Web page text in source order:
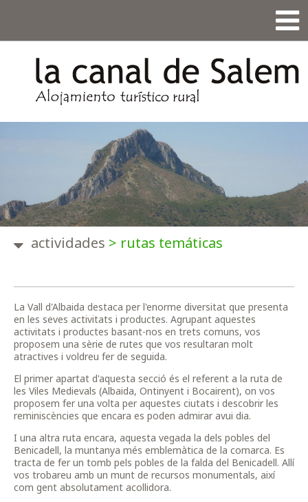
actividades > rutas temáticas
La Vall d'Albaida destaca per l'enorme diversitat que presenta
en les seves activitats i productes. Agrupant aquestes
activitats i productes basant-nos en trets comuns, vos
proposem una sèrie de rutes que vos resultaran molt
atractives i voldreu fer de seguida.
El primer apartat d'aquesta secció és el referent a la ruta de
les Viles Medievals (Albaida, Ontinyent i Bocairent), on vos
proposem fer una volta per aquestes ciutats i descobrir les
reminiscències que encara es poden admirar avui dia.
I una altra ruta encara, aquesta vegada la dels pobles del
Benicadell, la muntanya més emblemàtica de la comarca. Es
tracta de fer un tomb pels pobles de la falda del Benicadell. Allí
vos trobareu amb un munt de recursos monumentals, així
com gent absolutament acollidora.